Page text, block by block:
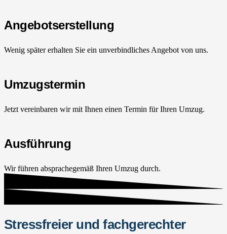
Angebotserstellung
Wenig später erhalten Sie ein unverbindliches Angebot von uns.
Umzugstermin
Jetzt vereinbaren wir mit Ihnen einen Termin für Ihren Umzug.
Ausführung
Wir führen absprachegemäß Ihren Umzug durch.
Stressfreier und fachgerechter